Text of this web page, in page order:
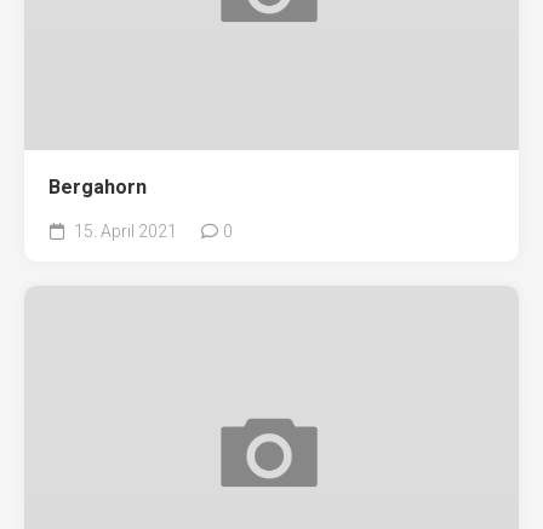
Bergahorn
15. April 2021 0